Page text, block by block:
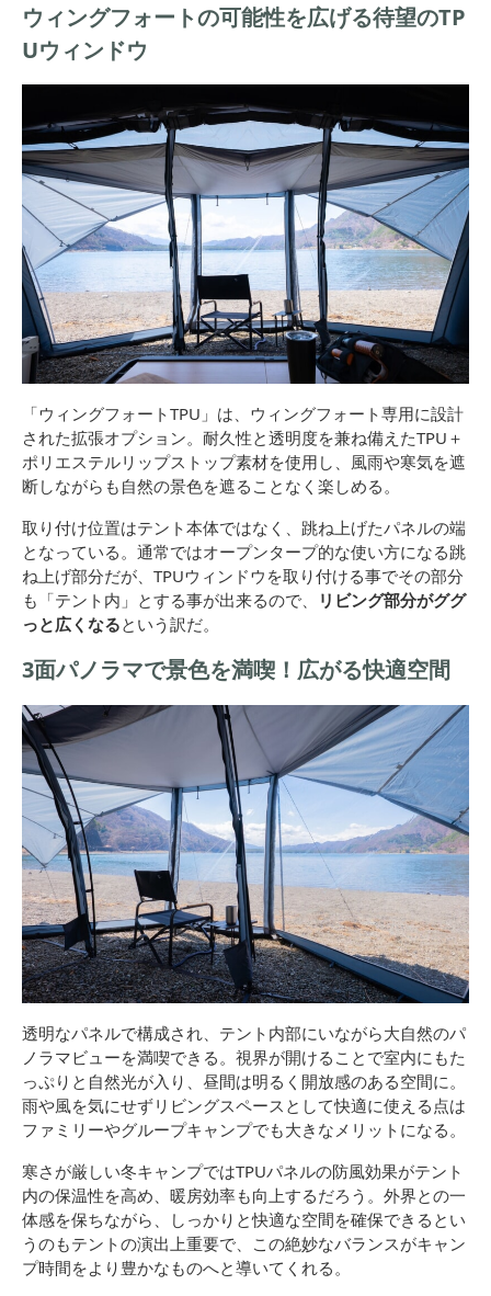
ウィングフォートの可能性を広げる待望のTP
Uウィンドウ
「ウィングフォートTPU」は、ウィングフォート専用に設計
された拡張オプション。耐久性と透明度を兼ね備えたTPU＋
ポリエステルリップストップ素材を使用し、風雨や寒気を遮
断しながらも自然の景色を遮ることなく楽しめる。
取り付け位置はテント本体ではなく、跳ね上げたパネルの端
となっている。通常ではオープンタープ的な使い方になる跳
ね上げ部分だが、TPUウィンドウを取り付ける事でその部分
も「テント内」とする事が出来るので、
リビング部分がググ
っと広くなるという訳だ。
3面パノラマで景色を満喫！広がる快適空間
透明なパネルで構成され、テント内部にいながら大自然のパ
ノラマビューを満喫できる。視界が開けることで室内にもた
っぷりと自然光が入り、昼間は明るく開放感のある空間に。
雨や風を気にせずリビングスペースとして快適に使える点は
ファミリーやグループキャンプでも大きなメリットになる。
寒さが厳しい冬キャンプではTPUパネルの防風効果がテント
内の保温性を高め、暖房効率も向上するだろう。外界との一
体感を保ちながら、しっかりと快適な空間を確保できるとい
うのもテントの演出上重要で、この絶妙なバランスがキャン
プ時間をより豊かなものへと導いてくれる。